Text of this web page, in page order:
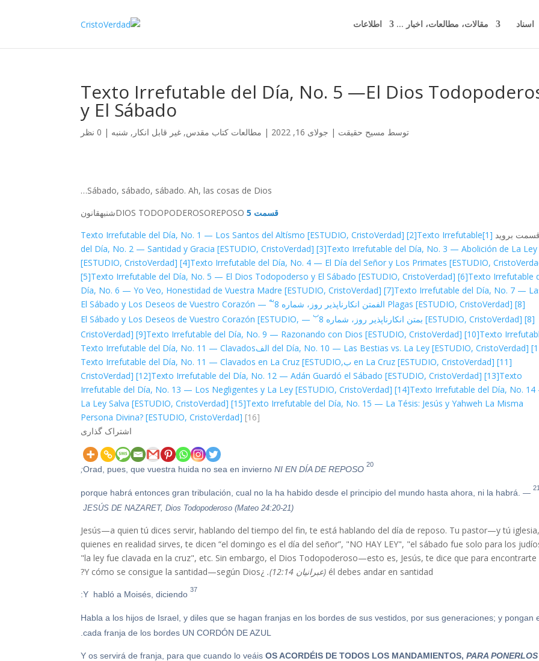
اسناد مقالات، مطالعات، اخبار ... اطلاعات
Texto Irrefutable del Día, No. 5 —El Dios
y El Sábado
توسط مسیح حقیقت | جولای 16, 2022 | مطالعات کتاب مقدس, غیر قابل انکار , شنبه | 0 نظر
Sábado, sábado, sábado. Ah, las cosas de Dios…
قسمت 5
DIOS TODOPODEROSOREPOSO شنبهقانون
بروید [1]
Texto Irrefutable del Día, No. 1 — Los Santos del Altísmo [ESTUDIO, CristoVerdad] [2]Texto Irrefutable
del Día, No. 2 — Santidad y Gracia [ESTUDIO, CristoVerdad] [3]Texto Irrefutable del Día, No. 3 — Abolición de La Ley
[ESTUDIO, CristoVerdad] [4]Texto Irrefutable del Día, No. 4 — El Día del Señor y Los Primates [ESTUDIO,
[5]Texto Irrefutable del Día, No. 5 — El Dios Todopoderso y El Sábado [ESTUDIO, CristoVerdad] [6]Texto Irrefutable
Día, No. 6 — Yo Veo, Honestidad de Vuestra Madre [ESTUDIO, CristoVerdad] [7]Texto Irrefutable del Día, No. 7 —
Plagas [ESTUDIO, CristoVerdad] [8] الف متن انکارناپذیر روز، شماره 8 به
— El Sábado y Los Deseos de Vuestro Corazón
[ESTUDIO, CristoVerdad] [8] ب متن انکارناپذیر روز، شماره 8 ب
— El Sábado y Los Deseos de Vuestro Corazón [ESTUDIO,
CristoVerdad] [9]Texto Irrefutable del Día, No. 9 — Razonando con Dios [ESTUDIO, CristoVerdad] [10]Texto
del Día, No. 10 — Las Bestias vs. La Ley [ESTUDIO, CristoVerdad]
Texto Irrefutable del Día, No. 11 — Clavados
en La Cruz [ESTUDIO, CristoVerdad] [11] ب
Texto Irrefutable del Día, No. 11 — Clavados en La Cruz [ESTUDIO,
CristoVerdad] [12]Texto Irrefutable del Día, No. 12 — Adán Guardó el Sábado [ESTUDIO, CristoVerdad] [13]Texto
Irrefutable del Día, No. 13 — Los Negligentes y La Ley [ESTUDIO, CristoVerdad] [14]Texto Irrefutable del Día, No.
La Ley Salva [ESTUDIO, CristoVerdad] [15]Texto Irrefutable del Día, No. 15 — La Tésis: Jesús y Yahweh La Misma
Persona Divina? [ESTUDIO, CristoVerdad] [16]
اشتراک گذاری
20
Orad, pues, que vuestra huida no sea en invierno
NI EN DÍA DE REPOSO;
21
porque habrá entonces gran tribulación, cual no la ha habido desde el principio del mundo hasta ahora, ni la habrá.
—
JESÚS DE NAZARET, Dios Todopoderoso (Mateo 24:20-21)
Jesús—a quien tú dices servir, hablando del tiempo del fin, te está hablando del día de reposo. Tu pastor—y tú
quienes en realidad sirves, te dicen “el domingo es el día del señor”, "NO HAY LEY", "el sábado fue solo para los
"la ley fue clavada en la cruz", etc. Sin embargo, el Dios Todopoderoso—esto es, Jesús, te dice que para encontrarte
él debes andar en santidad (عبرانیان 12:14). ¿Y cómo se consigue la santidad—según Dios?
37
Y habló a Moisés, diciendo:
Habla a los hijos de Israel, y diles que se hagan franjas en los bordes de sus vestidos, por sus generaciones; y pongan
cada franja de los bordes UN CORDÓN DE AZUL.
OS ACORDÉIS DE TODOS LOS MANDAMIENTOS,PARA PONERLOS